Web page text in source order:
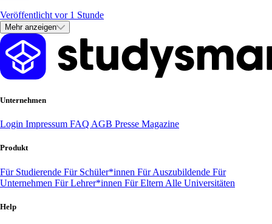
Veröffentlicht vor 1 Stunde
Mehr anzeigen
Unternehmen
Login Impressum FAQ AGB Presse Magazine
Produkt
Für Studierende Für Schüler*innen Für Auszubildende Für
Unternehmen Für Lehrer*innen Für Eltern Alle Universitäten
Help